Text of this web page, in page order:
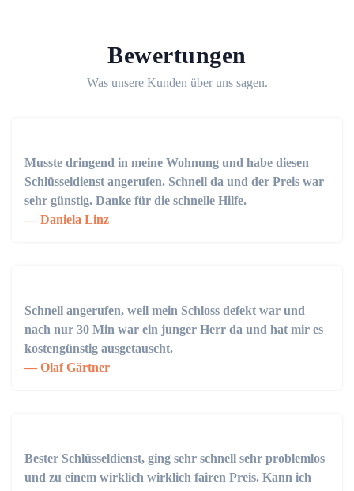
Bewertungen
Was unsere Kunden über uns sagen.
Musste dringend in meine Wohnung und habe diesen
Schlüsseldienst angerufen. Schnell da und der Preis war
sehr günstig. Danke für die schnelle Hilfe.
Daniela Linz
Schnell angerufen, weil mein Schloss defekt war und
nach nur 30 Min war ein junger Herr da und hat mir es
kostengünstig ausgetauscht.
Olaf Gärtner
Bester Schlüsseldienst, ging sehr schnell sehr problemlos
und zu einem wirklich wirklich fairen Preis. Kann ich